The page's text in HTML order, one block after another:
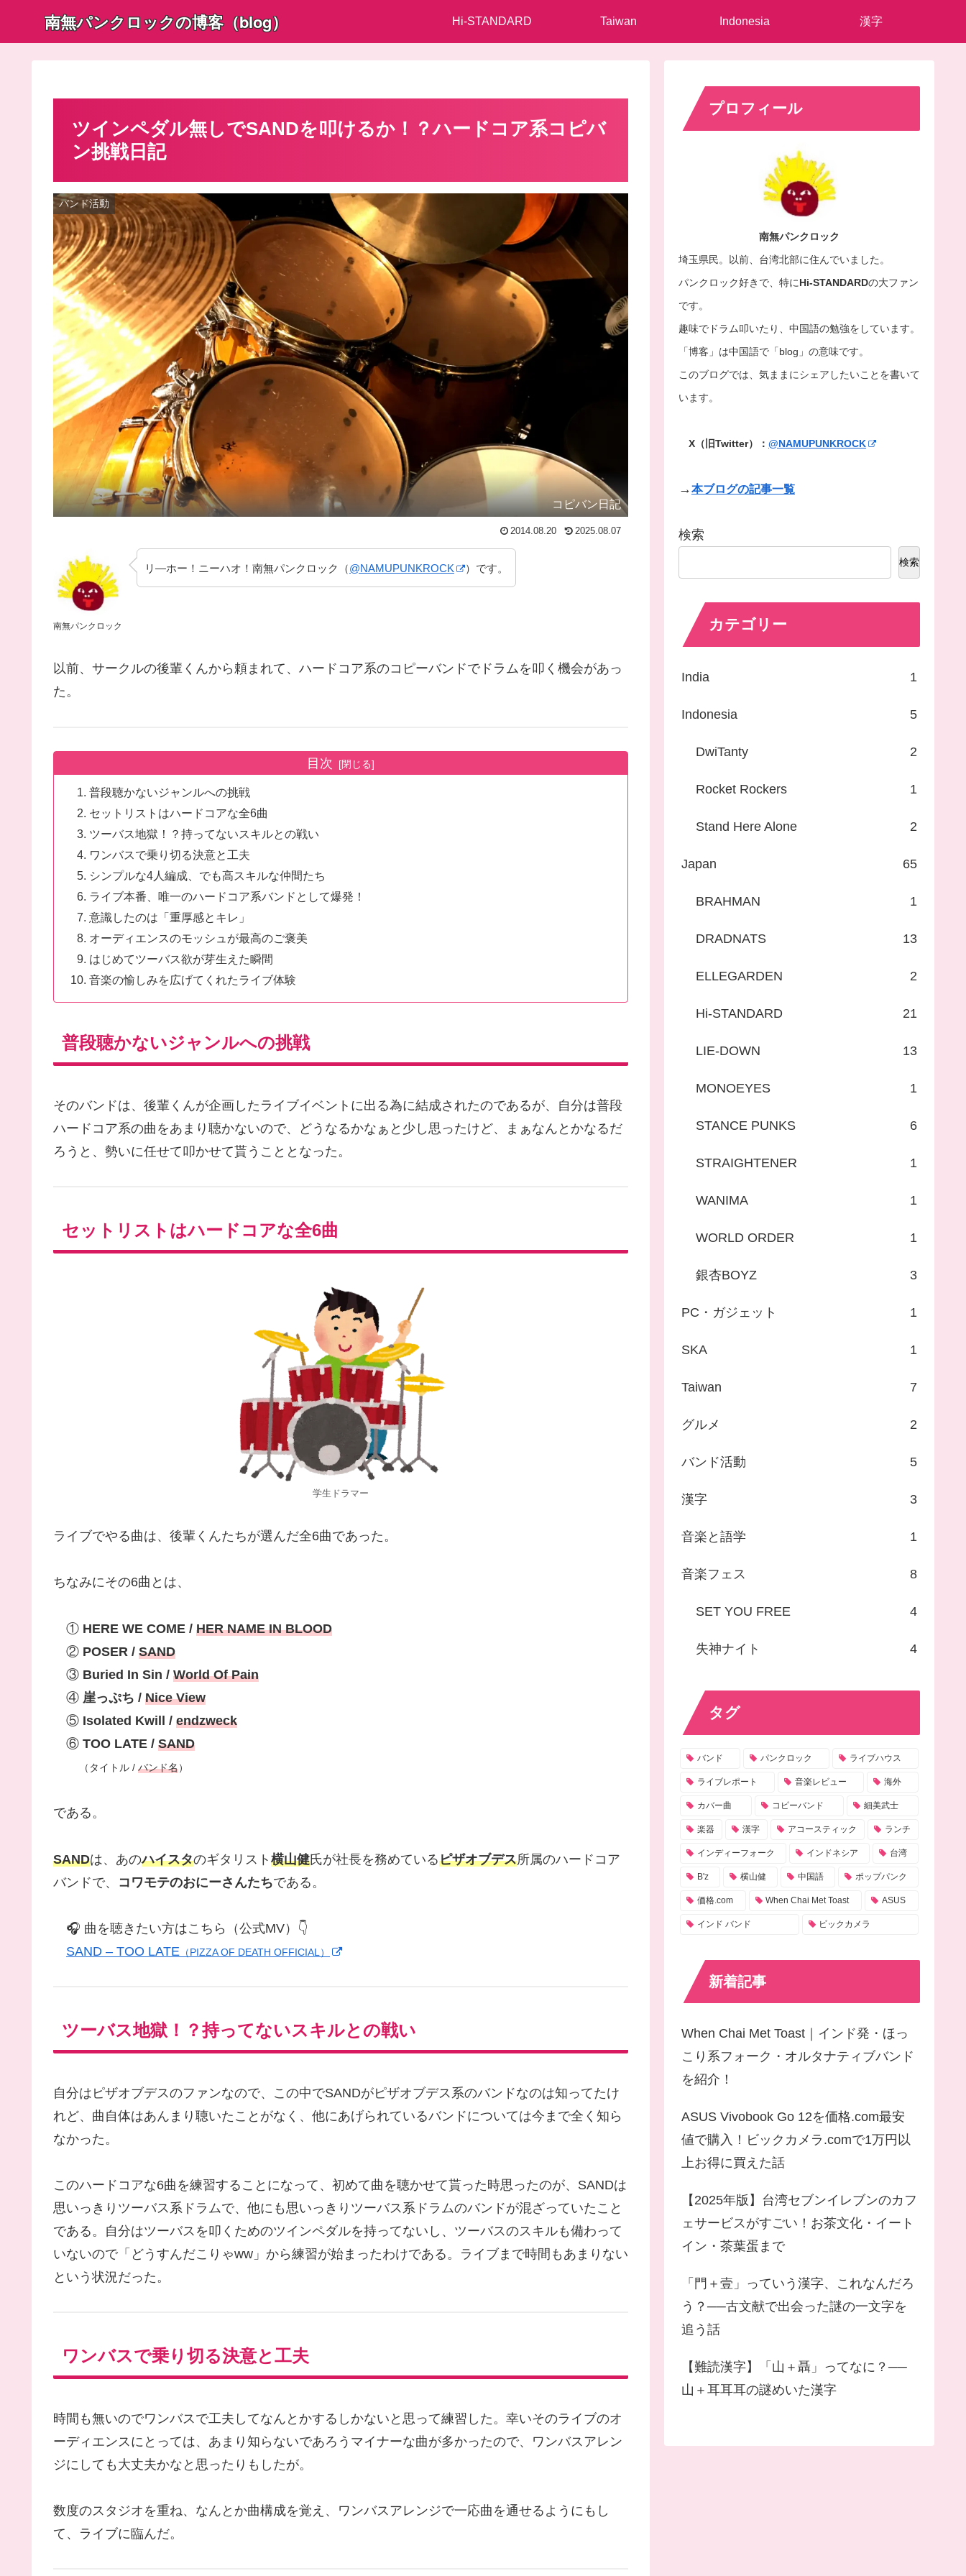
南無パンクロックの博客（blog） Hi-STANDARD Taiwan Indonesia 漢字
ツインペダル無しでSANDを叩けるか！？ハードコア系コピバ
ン挑戦日記
バンド活動
コピバン日記
2014.08.20 2025.08.07
南無パンクロック
リ―ホー！ニーハオ！南無パンクロック（@NAMUPUNKROCK ）です。
以前、サークルの後輩くんから頼まれて、ハードコア系のコピーバンドでドラムを叩く機会があっ
た。
目次
普段聴かないジャンルへの挑戦
セットリストはハードコアな全6曲
ツーバス地獄！？持ってないスキルとの戦い
ワンバスで乗り切る決意と工夫
シンプルな4人編成、でも高スキルな仲間たち
ライブ本番、唯一のハードコア系バンドとして爆発！
意識したのは「重厚感とキレ」
オーディエンスのモッシュが最高のご褒美
はじめてツーバス欲が芽生えた瞬間
音楽の愉しみを広げてくれたライブ体験
普段聴かないジャンルへの挑戦
そのバンドは、後輩くんが企画したライブイベントに出る為に結成されたのであるが、自分は普段
ハードコア系の曲をあまり聴かないので、どうなるかなぁと少し思ったけど、まぁなんとかなるだ
ろうと、勢いに任せて叩かせて貰うこととなった。
セットリストはハードコアな全6曲
学生ドラマー
ライブでやる曲は、後輩くんたちが選んだ全6曲であった。
ちなみにその6曲とは、
① HERE WE COME / HER NAME IN BLOOD
② POSER / SAND
③ Buried In Sin / World Of Pain
④ 崖っぷち / Nice View
⑤ Isolated Kwill / endzweck
⑥ TOO LATE / SAND
（タイトル / バンド名）
である。
SANDは、あのハイスタのギタリスト 横山健氏が社長を務めているピザオブデス所属のハードコア
バンドで、 コワモテのおにーさんたちである。
🎧 曲を聴きたい方はこちら（公式MV）👇
SAND – TOO LATE （PIZZA OF DEATH OFFICIAL）
ツーバス地獄！？持ってないスキルとの戦い
自分はピザオブデスのファンなので、この中でSANDがピザオブデス系のバンドなのは知ってたけ
れど、曲自体はあんまり聴いたことがなく、他にあげられているバンドについては今まで全く知ら
なかった。
このハードコアな6曲を練習することになって、初めて曲を聴かせて貰った時思ったのが、SANDは
思いっきりツーバス系ドラムで、他にも思いっきりツーバス系ドラムのバンドが混ざっていたこと
である。自分はツーバスを叩くためのツインペダルを持ってないし、ツーバスのスキルも備わって
いないので「どうすんだこりゃww」から練習が始まったわけである。ライブまで時間もあまりない
という状況だった。
ワンバスで乗り切る決意と工夫
時間も無いのでワンバスで工夫してなんとかするしかないと思って練習した。幸いそのライブのオ
ーディエンスにとっては、あまり知らないであろうマイナーな曲が多かったので、ワンバスアレン
ジにしても大丈夫かなと思ったりもしたが。
数度のスタジオを重ね、なんとか曲構成を覚え、ワンバスアレンジで一応曲を通せるようにもし
て、ライブに臨んだ。
プロフィール
南無パンクロック
埼玉県民。以前、 台湾北部に住んでいました。
パンクロック好きで、特にHi-STANDARDの大ファン
です。
趣味でドラム叩いたり、中国語の勉強をしています。
「博客」は中国語で「blog」の意味です。
このブログでは、気ままにシェアしたいことを書いて
います。
X（旧Twitter）： @NAMUPUNKROCK
→本ブログの記事一覧
検索
検索
カテゴリー
India 1
Indonesia 5
DwiTanty 2
Rocket Rockers 1
Stand Here Alone 2
Japan 65
BRAHMAN 1
DRADNATS 13
ELLEGARDEN 2
Hi-STANDARD 21
LIE-DOWN 13
MONOEYES 1
STANCE PUNKS 6
STRAIGHTENER 1
WANIMA 1
WORLD ORDER 1
銀杏BOYZ 3
PC・ガジェット 1
SKA 1
Taiwan 7
グルメ 2
バンド活動 5
漢字 3
音楽と語学 1
音楽フェス 8
SET YOU FREE 4
失神ナイト 4
タグ
バンド パンクロック ライブハウス
ライブレポート 音楽レビュー 海外
カバー曲 コピーバンド 細美武士
楽器 漢字 アコースティック ランチ
インディーフォーク インドネシア 台湾
B'z 横山健 中国語 ポップパンク
価格.com When Chai Met Toast ASUS
インド バンド ビックカメラ
新着記事
When Chai Met Toast｜インド発・ほっ
こり系フォーク・オルタナティブバンド
を紹介！
ASUS Vivobook Go 12を価格.com最安
値で購入！ビックカメラ.comで1万円以
上お得に買えた話
【2025年版】台湾セブンイレブンのカフ
ェサービスがすごい！お茶文化・イート
イン・茶葉蛋まで
「門＋壹」っていう漢字、これなんだろ
う？──古文献で出会った謎の一文字を
追う話
【難読漢字】「山＋聶」ってなに？──
山＋耳耳耳の謎めいた漢字